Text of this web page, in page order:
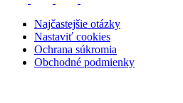
Najčastejšie otázky
Nastaviť cookies
Ochrana súkromia
Obchodné podmienky